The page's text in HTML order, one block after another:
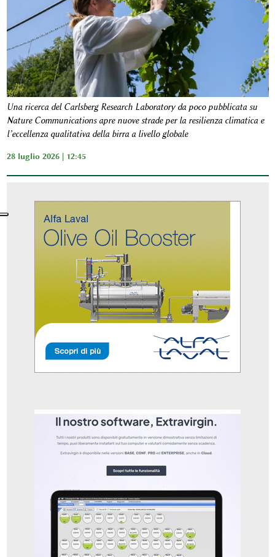
Una ricerca del Carlsberg Research Laboratory da poco pubblicata su
Nature Communications apre nuove strade per la resilienza climatica e
l’eccellenza qualitativa della birra a livello globale
28 luglio 2026 | 12:45